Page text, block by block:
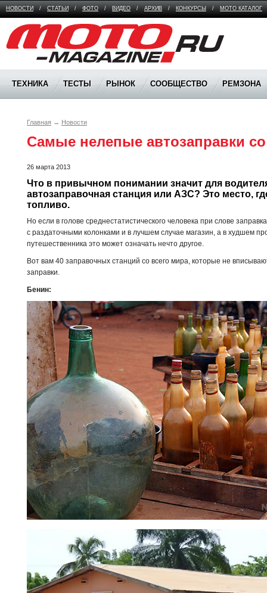
НОВОСТИ / СТАТЬИ / ФОТО / ВИДЕО / АРХИВ / КОНКУРСЫ / МОТО КАТАЛОГ
Moto Magazine
ТЕХНИКА ТЕСТЫ РЫНОК СООБЩЕСТВО РЕМЗОНА
Главная → Новости
Самые нелепые автозаправки
26 марта 2013
Что в привычном понимании значит для
автозаправочная станция или АЗС? Это место,
топливо.
Но если в голове среднестатистического человека при слове
с раздаточными колонками и в лучшем случае магазин, а в худшем
путешественника это может означать нечто другое.
Вот вам 40 заправочных станций со всего мира, которые не
заправки.
Бенин: